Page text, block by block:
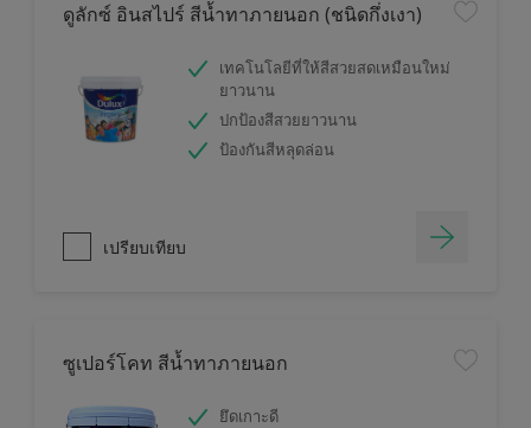
ดูลักซ์ อินสไปร์ สีน้ำทาภายนอก (ชนิดกึ่งเงา)
เทคโนโลยีที่ให้สีสวยสดเหมือนใหม่
ยาวนาน
ปกป้องสีสวยยาวนาน
ป้องกันสีหลุดล่อน
เปรียบเทียบ
ซูเปอร์โคท สีน้ำทาภายนอก
ยึดเกาะดี